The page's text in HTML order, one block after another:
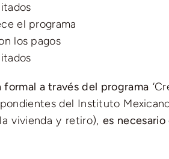
el programa
los pagos
a través del programa
del Instituto
vivienda y retiro), es